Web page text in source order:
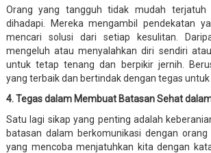
Orang yang tangguh tidak mudah terjatuh
dihadapi. Mereka mengambil pendekatan
mencari solusi dari setiap kesulitan.
mengeluh atau menyalahkan diri sendiri
untuk tetap tenang dan berpikir jernih.
yang terbaik dan bertindak dengan tegas
4. Tegas dalam Membuat Batasan Sehat
Satu lagi sikap yang penting adalah
batasan dalam berkomunikasi dengan
yang mencoba menjatuhkan kita dengan